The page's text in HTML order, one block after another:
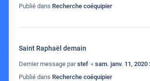
Publié dans Recherche coéquipier
Saint Raphaël demain
Dernier message parstef « sam. janv. 11, 2020
Publié dans Recherche coéquipier